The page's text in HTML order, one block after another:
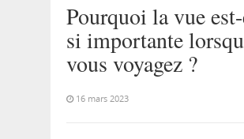
Pourquoi la vue
si importante
vous voyagez ?
16 mars 2023